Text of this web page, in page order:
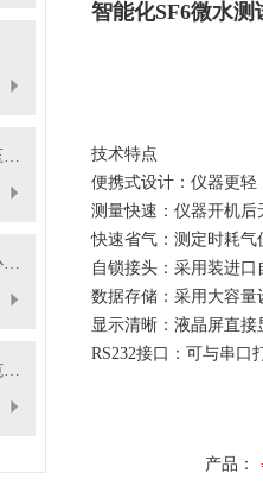
变压器容量特性测试仪需要加调压器吗？
直流毫伏表：弱电精密测量的核心工具
交直流毫安表突发故障原因及规范处理流程
智能化SF6微水测
技术特点
便携式设计：仪器更
测量快速：仪器开机
快速省气：测定时耗气
自锁接头：采用装进
数据存储：采用大容量
显示清晰：液晶屏直
RS232接口：可与串口
产品：